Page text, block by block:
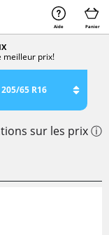
Aide Panier
meilleur prix!
65 R16
sur les prix ⓘ